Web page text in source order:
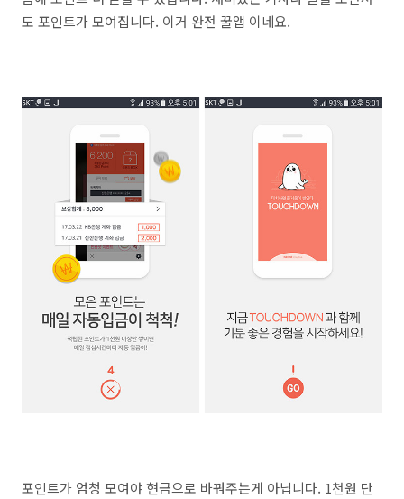
도 포인트가 모여집니다. 이거 완전 꿀앱 이네요.
포인트가 엄청 모여야 현금으로 바꿔주는게 아닙니다. 1천원 단